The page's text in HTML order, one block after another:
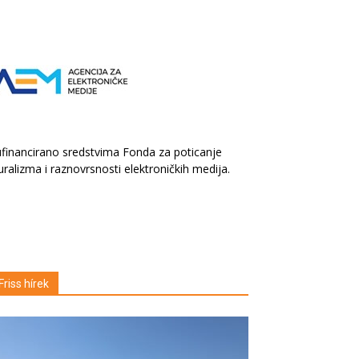
sredstvima Fonda za poticanje
i raznovrsnosti elektroničkih medija.
Friss hírek